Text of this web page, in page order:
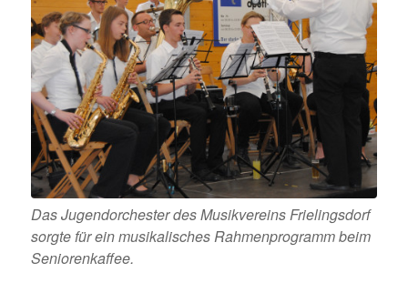
Das Jugendorchester des Musikvereins Frielingsdorf
sorgte für ein musikalisches Rahmenprogramm beim
Seniorenkaffee.